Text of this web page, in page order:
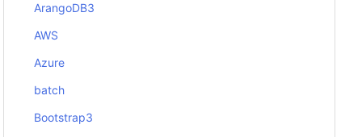
ArangoDB3
AWS
Azure
batch
Bootstrap3